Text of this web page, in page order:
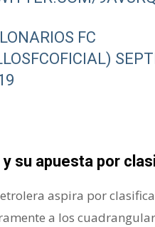
FC
y su apuesta por
aspira por
a los